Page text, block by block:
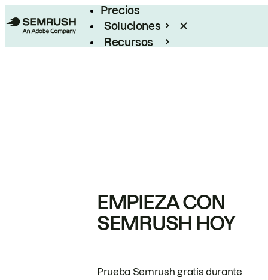
Precios
Soluciones
Recursos
EMPIEZA CON
SEMRUSH HOY
Prueba Semrush gratis durante